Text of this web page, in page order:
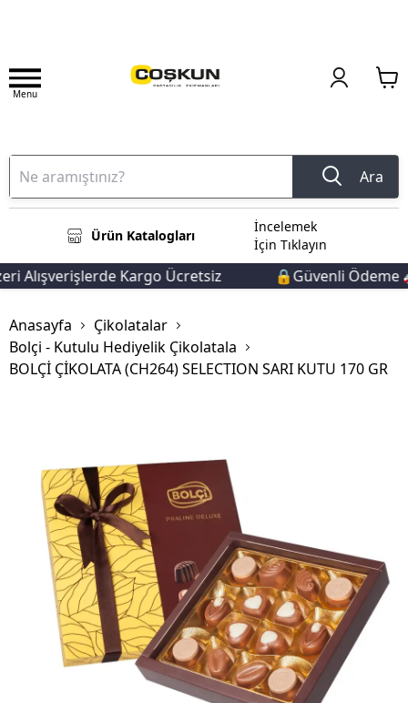
Menu
Ara
Ürün Katalogları
İncelemek
İçin Tıklayın
Alışverişlerde Kargo Ücretsiz 🔒Güvenli Ödeme
Anasayfa
Çikolatalar
Bolçi - Kutulu Hediyelik Çikolatala
BOLÇİ ÇİKOLATA (CH264) SELECTION SARI KUTU 170 GR